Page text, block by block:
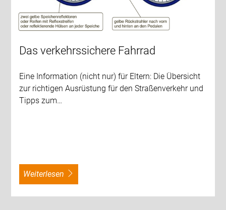
Das verkehrssichere Fahrrad
Eine Information (nicht nur) für Eltern: Die Übersicht
zur richtigen Ausrüstung für den Straßenverkehr und
Tipps zum…
weiterlesen